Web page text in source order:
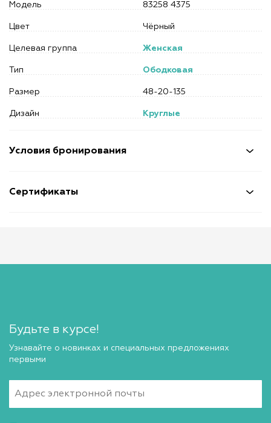
Условия бронирования
Сертификаты
Модель 83258 4375
Цвет Чёрный
Целевая группа Женская
Тип Ободковая
Размер 48-20-135
Дизайн Круглые
Будьте в курсе!
Узнавайте о новинках и специальных предложениях
первыми